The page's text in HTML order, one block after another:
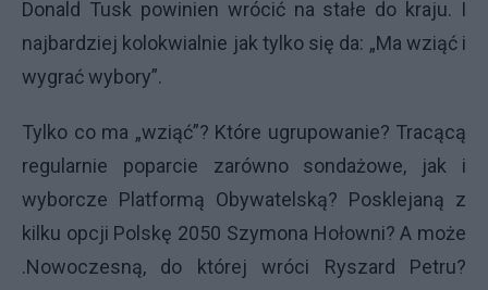
Donald Tusk powinien wrócić na stałe do kraju. I
najbardziej kolokwialnie jak tylko się da: „Ma wziąć i
wygrać wybory”.
Tylko co ma „wziąć”? Które ugrupowanie? Tracącą
regularnie poparcie zarówno sondażowe, jak i
wyborcze Platformą Obywatelską? Posklejaną z
kilku opcji Polskę 2050 Szymona Hołowni? A może
.Nowoczesną, do której wróci Ryszard Petru?